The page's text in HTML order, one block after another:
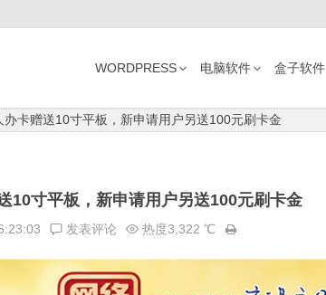
WORDPRESS 电脑软件 盒子软件
办卡赠送10寸平板，新申请用户另送100元刷卡金
10寸平板，新申请用户另送100元刷卡金
发表评论 热度3,322 ℃